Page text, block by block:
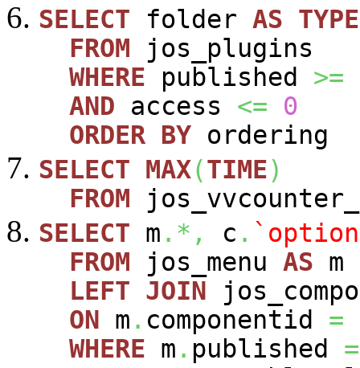
SELECT folder AS TYPE
FROM jos_plugins
WHERE published >=
AND access <=
0
ORDER BY ordering
SELECT MAX(TIME)
FROM
SELECT m .*, c .
FROM jos_menu AS m
LEFT JOIN
ON m . componentid =
WHERE m . published =